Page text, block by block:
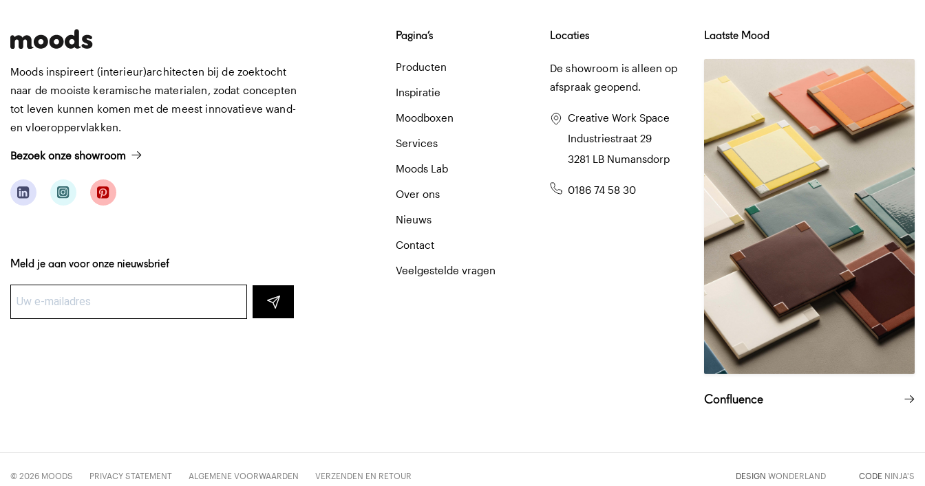
Moods inspireert (interieur)architecten bij de zoektocht
naar de mooiste keramische materialen, zodat concepten
tot leven kunnen komen met de meest innovatieve wand-
en vloeroppervlakken.
Bezoek onze showroom
Meld je aan voor onze nieuwsbrief
Laatste Mood
Confluence
Pagina’s
Producten
Inspiratie
Moodboxen
Services
Moods Lab
Over ons
Nieuws
Contact
Veelgestelde vragen
Locaties
De showroom is alleen op
afspraak geopend.
Creative Work Space
Industriestraat 29
3281 LB Numansdorp
0186 74 58 30
© 2026 MOODS PRIVACY STATEMENT ALGEMENE VOORWAARDEN VERZENDEN EN RETOUR DESIGN WONDERLAND CODE NINJA'S